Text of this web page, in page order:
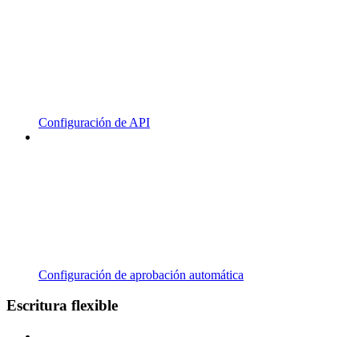
Configuración de API
Configuración de aprobación automática
Escritura flexible